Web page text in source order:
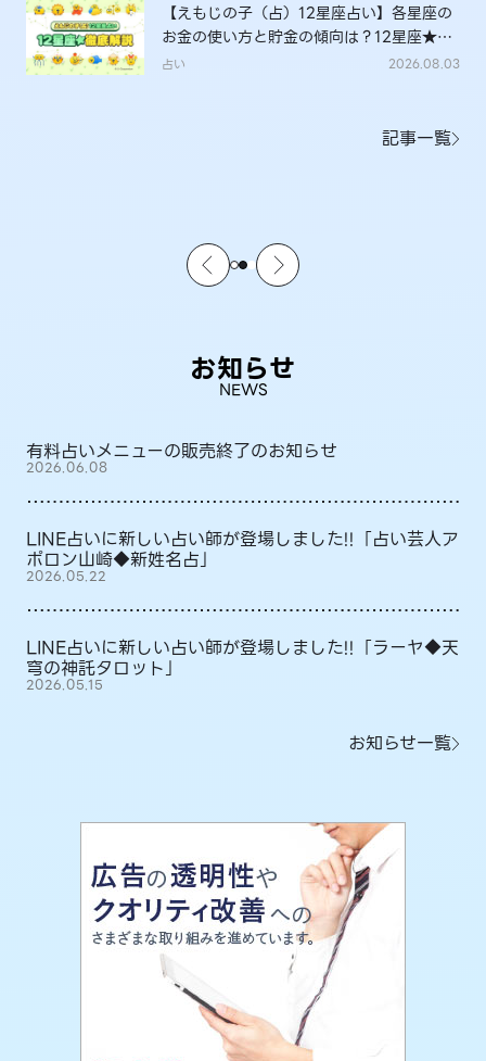
【えもじの子（占）12星座占い】各星座の
お金の使い方と貯金の傾向は？12星座★徹
底解説
占い 2026.08.03
記事一覧
お知らせ
NEWS
有料占いメニューの販売終了のお知らせ
2026.06.08
LINE占いに新しい占い師が登場しました!!「占い芸人ア
ポロン山崎◆新姓名占」
2026.05.22
LINE占いに新しい占い師が登場しました!!「ラーヤ◆天
穹の神託タロット」
2026.05.15
お知らせ一覧